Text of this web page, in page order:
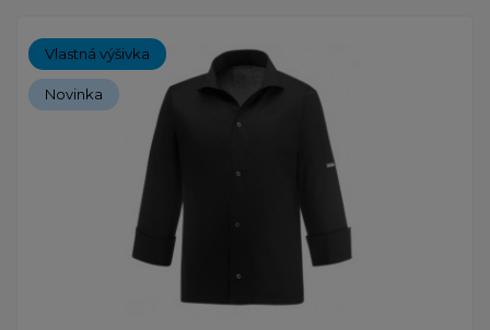
Vlastná výšivka
Novinka